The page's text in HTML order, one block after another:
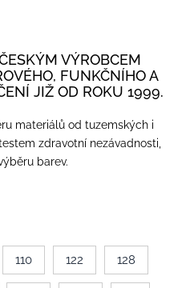
VÝROBCEM
FUNKČNÍHO A
JIŽ OD ROKU 1999.
materiálů od tuzemských i
zdravotní nezávadnosti,
barev.
110 122 128